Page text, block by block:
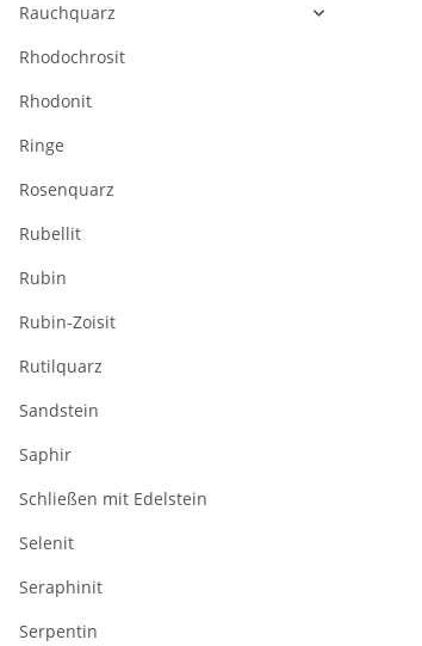
Rauchquarz
Rhodochrosit
Rhodonit
Ringe
Rosenquarz
Rubellit
Rubin
Rubin-Zoisit
Rutilquarz
Sandstein
Saphir
Schließen mit Edelstein
Selenit
Seraphinit
Serpentin